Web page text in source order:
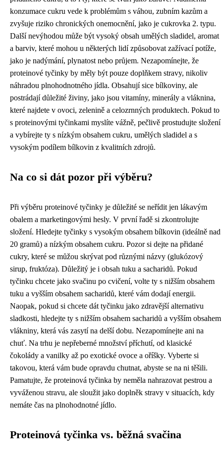
konzumace cukru vede k problémům s váhou, zubním kazům a
zvyšuje riziko chronických onemocnění, jako je cukrovka 2. typu.
Další nevýhodou může být vysoký obsah umělých sladidel, aromat
a barviv, které mohou u některých lidí způsobovat zažívací potíže,
jako je nadýmání, plynatost nebo průjem. Nezapomínejte, že
proteinové tyčinky by měly být pouze doplňkem stravy, nikoliv
náhradou plnohodnotného jídla. Obsahují sice bílkoviny, ale
postrádají důležité živiny, jako jsou vitamíny, minerály a vláknina,
které najdete v ovoci, zelenině a celozrnných produktech. Pokud to
s proteinovými tyčinkami myslíte vážně, pečlivě prostudujte složení
a vybírejte ty s nízkým obsahem cukru, umělých sladidel a s
vysokým podílem bílkovin z kvalitních zdrojů.
Na co si dát pozor při výběru?
Při výběru proteinové tyčinky je důležité se neřídit jen lákavým
obalem a marketingovými hesly. V první řadě si zkontrolujte
složení. Hledejte tyčinky s vysokým obsahem bílkovin (ideálně nad
20 gramů) a nízkým obsahem cukru. Pozor si dejte na přidané
cukry, které se můžou skrývat pod různými názvy (glukózový
sirup, fruktóza). Důležitý je i obsah tuku a sacharidů. Pokud
tyčinku chcete jako svačinu po cvičení, volte ty s nižším obsahem
tuku a vyšším obsahem sacharidů, které vám dodají energii.
Naopak, pokud si chcete dát tyčinku jako zdravější alternativu
sladkosti, hledejte ty s nižším obsahem sacharidů a vyšším obsahem
vlákniny, která vás zasytí na delší dobu. Nezapomínejte ani na
chuť. Na trhu je nepřeberné množství příchutí, od klasické
čokolády a vanilky až po exotické ovoce a oříšky. Vyberte si
takovou, která vám bude opravdu chutnat, abyste se na ni těšili.
Pamatujte, že proteinová tyčinka by neměla nahrazovat pestrou a
vyváženou stravu, ale sloužit jako doplněk stravy v situacích, kdy
nemáte čas na plnohodnotné jídlo.
Proteinová tyčinka vs. běžná svačina